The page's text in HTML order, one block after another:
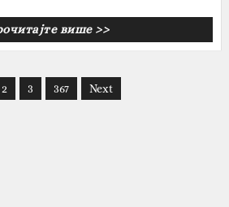
више >>
2 3 367 Next